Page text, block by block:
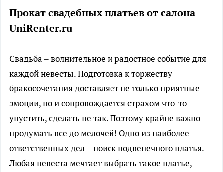
Прокат свадебных платьев от салона
UniRenter.ru
Свадьба – волнительное и радостное событие для
каждой невесты. Подготовка к торжеству
бракосочетания доставляет не только приятные
эмоции, но и сопровождается страхом что-то
упустить, сделать не так. Поэтому крайне важно
продумать все до мелочей! Одно из наиболее
ответственных дел – поиск подвенечного платья.
Любая невеста мечтает выбрать такое платье,